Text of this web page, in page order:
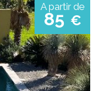
A partir de
85 €